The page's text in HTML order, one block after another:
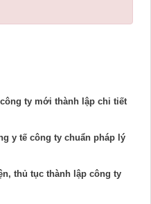
ty mới thành lập chi tiết
y tế công ty chuẩn pháp lý
thủ tục thành lập công ty